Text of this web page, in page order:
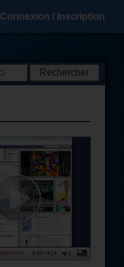
Connexion / Inscription